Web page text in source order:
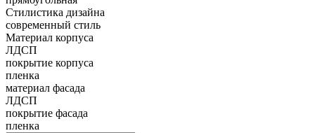
Стилистика дизайна
современный стиль
Материал корпуса
ЛДСП
покрытие корпуса
пленка
материал фасада
ЛДСП
покрытие фасада
пленка